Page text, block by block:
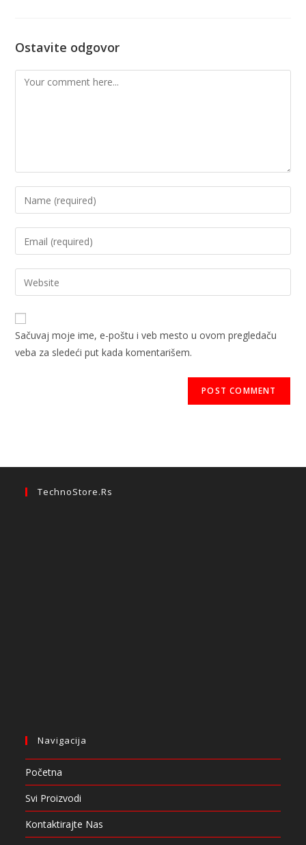
Ostavite odgovor
Sačuvaj moje ime, e-poštu i veb mesto u ovom pregledaču
veba za sledeći put kada komentarišem.
TechnoStore.rs
Navigacija
Početna
Svi Proizvodi
Kontaktirajte Nas